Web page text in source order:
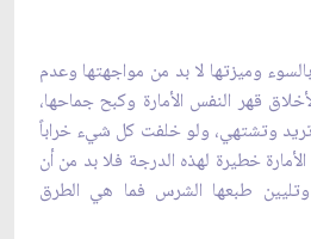
وميزتها لا بد من مواجهتها وعدم
قهر النفس الأمارة وكبح جماحها،
تريد وتشتهي، ولو خلفت كل شي‏ء خراباً
خطيرة لهذه الدرجة فلا بد من أن
طبعها الشرس فما هي الطرق